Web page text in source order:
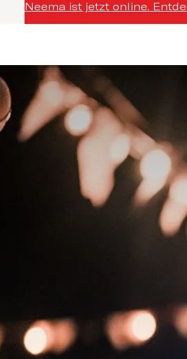
Neema ist jetzt online.